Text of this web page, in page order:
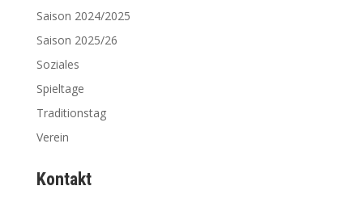
Saison 2024/2025
Saison 2025/26
Soziales
Spieltage
Traditionstag
Verein
Kontakt